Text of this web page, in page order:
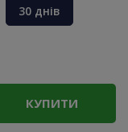
30 днів
КУПИТИ